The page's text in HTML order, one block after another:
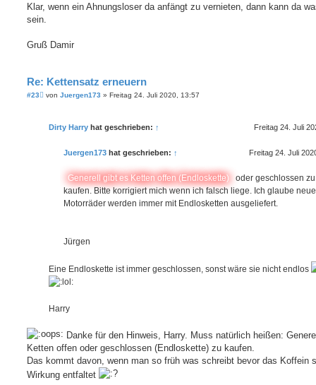
Klar, wenn ein Ahnungsloser da anfängt zu vernieten, dann kann da
sein.
Gruß Damir
Re: Kettensatz erneuern
#23
Bvon Juergen173 » Freitag 24. Juli 2020, 13:57
Dirty Harry hat geschrieben: ↑ Freitag 24. Juli
Juergen173 hat geschrieben: ↑ Freitag 24. Juli
Generell gibt es Ketten offen (Endloskette)
oder geschlossen zu
kaufen. Bitte korrigiert mich wenn ich falsch liege. Ich glaube neue
Motorräder werden immer mit Endlosketten ausgeliefert.
Jürgen
Eine Endloskette ist immer geschlossen, sonst wäre sie nicht endlos
Harry
Danke für den Hinweis, Harry. Muss natürlich heißen:
Ketten offen oder geschlossen (Endloskette) zu kaufen.
Das kommt davon, wenn man so früh was schreibt bevor das Koffein
Wirkung entfaltet